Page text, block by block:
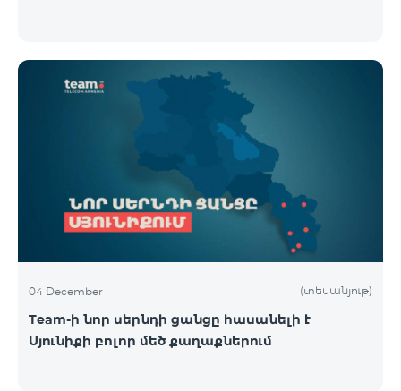
04 December (տեսանյութ)
Team-ի նոր սերնդի ցանցը հասանելի է
Սյունիքի բոլոր մեծ քաղաքներում